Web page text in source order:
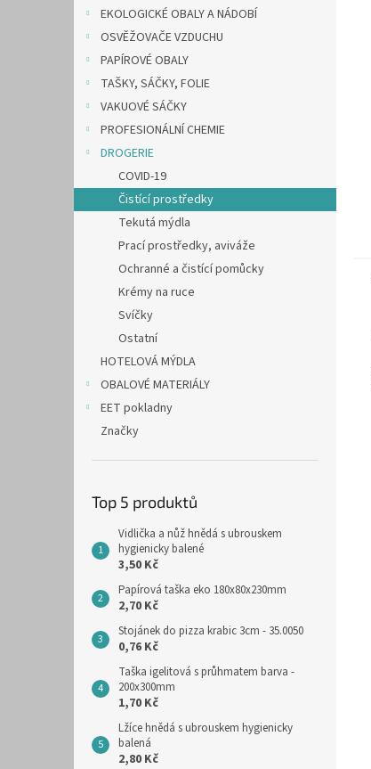
EKOLOGICKÉ OBALY A NÁDOBÍ
OSVĚŽOVAČE VZDUCHU
PAPÍROVÉ OBALY
TAŠKY, SÁČKY, FOLIE
VAKUOVÉ SÁČKY
PROFESIONÁLNÍ CHEMIE
DROGERIE
COVID-19
Čistící prostředky
Tekutá mýdla
Prací prostředky, aviváže
Ochranné a čistící pomůcky
Krémy na ruce
Svíčky
Ostatní
HOTELOVÁ MÝDLA
OBALOVÉ MATERIÁLY
EET pokladny
Značky
Top 5 produktů
Vidlička a nůž hnědá s ubrouskem
hygienicky balené
3,50 Kč
Papírová taška eko 180x80x230mm
2,70 Kč
Stojánek do pizza krabic 3cm - 35.0050
0,76 Kč
Taška igelitová s průhmatem barva -
200x300mm
1,70 Kč
Lžíce hnědá s ubrouskem hygienicky
balená
2,80 Kč